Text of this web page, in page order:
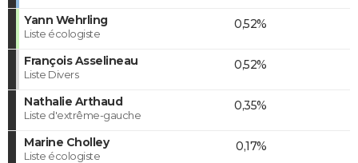
Yann Wehrling
Liste écologiste
0,52%
François Asselineau
Liste Divers
0,52%
Nathalie Arthaud
Liste d'extrême-gauche
0,35%
Marine Cholley
Liste écologiste
0,17%